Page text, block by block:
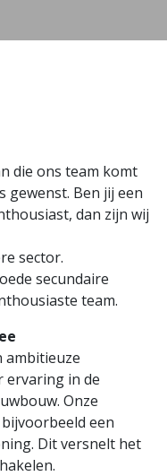
die ons team komt
gewenst. Ben jij een
dan zijn wij
sector.
secundaire
team.
ambitieuze
ervaring in de
Onze
een
Dit versnelt het